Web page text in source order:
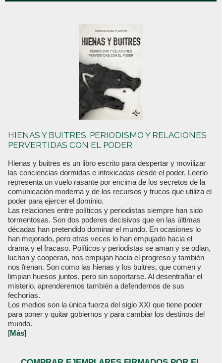
HIENAS Y BUITRES. PERIODISMO Y RELACIONES
PERVERTIDAS CON EL PODER
Hienas y buitres es un libro escrito para despertar y movilizar
las conciencias dormidas e intoxicadas desde el poder. Leerlo
representa un vuelo rasante por encima de los secretos de la
comunicación moderna y de los recursos y trucos que utiliza el
poder para ejercer el dominio.
Las relaciones entre políticos y periodistas siempre han sido
tormentosas. Son dos poderes decisivos que en las últimas
décadas han pretendido dominar el mundo. En ocasiones lo
han mejorado, pero otras veces lo han empujado hacia el
drama y el fracaso. Políticos y periodistas se aman y se odian,
luchan y cooperan, nos empujan hacia el progreso y también
nos frenan. Son como las hienas y los buitres, que comen y
limpian huesos juntos, pero sin soportarse. Al desentrañar el
misterio, aprenderemos también a defendernos de sus
fechorías.
Los medios son la única fuerza del siglo XXI que tiene poder
para poner y quitar gobiernos y para cambiar los destinos del
mundo.
[Más]